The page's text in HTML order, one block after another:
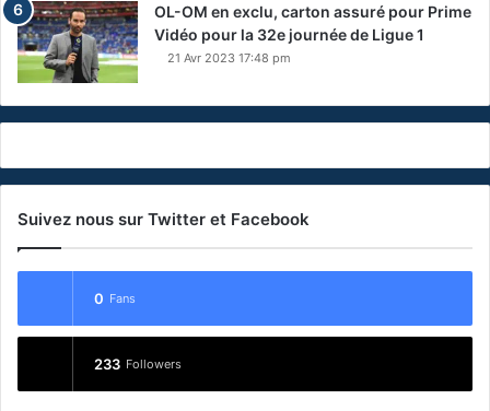
OL-OM en exclu, carton assuré pour Prime
Vidéo pour la 32e journée de Ligue 1
21 Avr 2023 17:48 pm
Suivez nous sur Twitter et Facebook
0 Fans
233 Followers